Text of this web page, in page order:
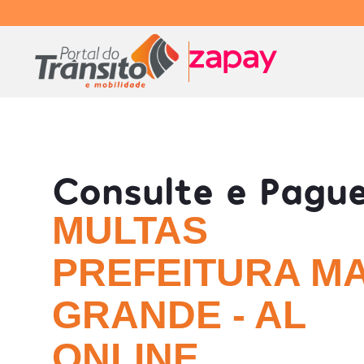
Consulte e
MULTAS
PREFEITURA
GRANDE - AL